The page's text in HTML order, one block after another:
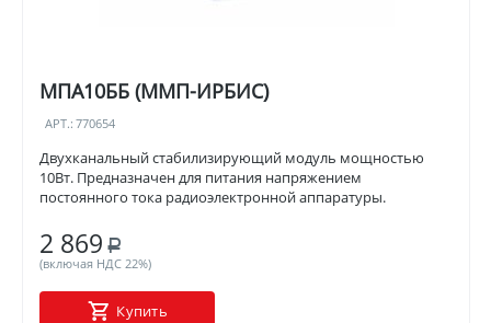
МПА10ББ (ММП-ИРБИС)
АРТ.: 770654
Двухканальный стабилизирующий модуль мощностью
10Вт. Предназначен для питания напряжением
постоянного тока радиоэлектронной аппаратуры.
2 869 Р
(включая НДС 22%)
Купить